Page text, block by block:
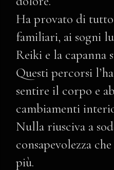
Ha provato di
familiari, ai sogni
Reiki e la capanna
Questi percorsi
sentire il corpo e
cambiamenti
Nulla riusciva a
consapevolezza
più.